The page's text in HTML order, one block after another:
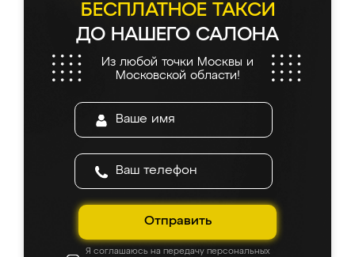
БЕСПЛАТНОЕ ТАКСИ
ДО НАШЕГО САЛОНА
Из любой точки Москвы и
Московской области!
Отправить
Я соглашаюсь на передачу персональных